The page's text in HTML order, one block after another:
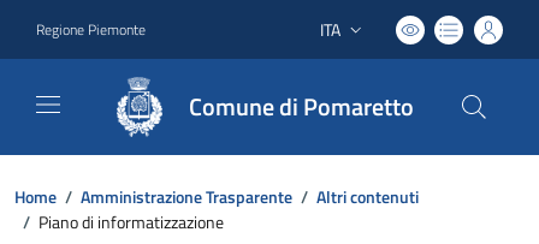
Regione Piemonte Lingua attiva:
ITA
Comune di Pomaretto
Home / Amministrazione Trasparente / Altri contenuti
/ Piano di informatizzazione